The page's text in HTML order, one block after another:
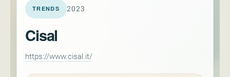
TRENDS 2023
Cisal
https://www.cisal.it/